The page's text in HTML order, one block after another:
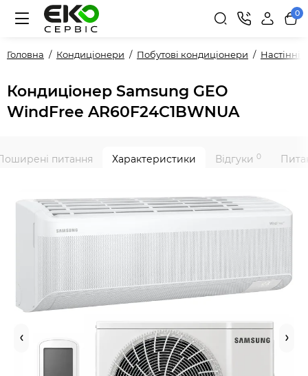
0
Головна Кондиціонери Побутові кондиціонери Настінні
Кондиціонер Samsung GEO
WindFree AR60F24C1BWNUA
питання Характеристики Відгуки 0